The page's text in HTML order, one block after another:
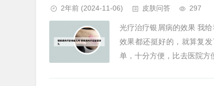
2年前 (2024-11-06) 皮肤问答 297
光疗治疗银屑病的效果 我
效果都还挺好的，就算复
单，十分方便，比去医院方